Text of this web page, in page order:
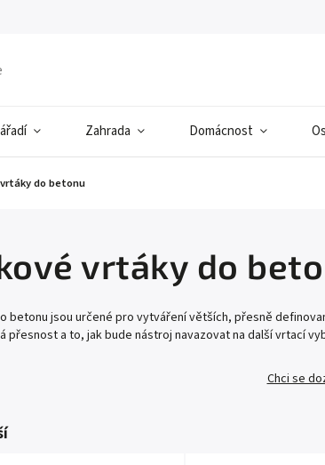
Zahrada Domácnost
do betonu
vrtáky do
betonu jsou určené pro vytváření větších, přesně
přesnost a to, jak bude nástroj navazovat na další vrtací
Chci se